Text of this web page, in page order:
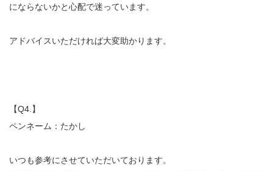
にならないかと心配で迷っています。
アドバイスいただければ大変助かります。
【Q4.】
ペンネーム：たかし
いつも参考にさせていただいております。